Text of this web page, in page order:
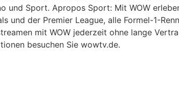
und Sport. Apropos Sport: Mit WOW
und der Premier League, alle Formel-1-
mit WOW jederzeit ohne lange
besuchen Sie wowtv.de.